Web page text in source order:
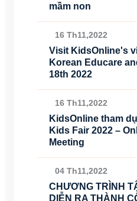
mầm non
16 Th11,2022
Visit KidsOnline's
Korean Educare
18th 2022
16 Th11,2022
KidsOnline tham
Kids Fair 2022 –
Meeting
04 Th11,2022
CHƯƠNG TRÌNH
DIỄN RA THÀNH